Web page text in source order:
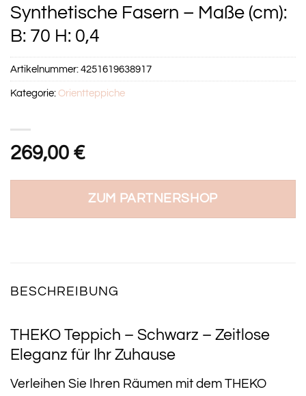
Synthetische Fasern – Maße (cm):
B: 70 H: 0,4
269,00 €
ZUM PARTNERSHOP
Artikelnummer:4251619638917
Kategorie:Orientteppiche
BESCHREIBUNG
THEKO Teppich – Schwarz – Zeitlose
Eleganz für Ihr Zuhause
Verleihen Sie Ihren Räumen mit dem THEKO